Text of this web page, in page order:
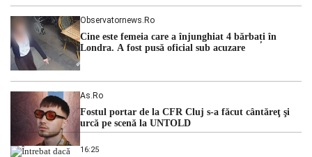
Observatornews.ro
Cine este femeia care a înjunghiat 4 bărbați în
Londra. A fost pusă oficial sub acuzare
As.ro
Fostul portar de la CFR Cluj s-a făcut cântăreţ şi
urcă pe scenă la UNTOLD
16:25